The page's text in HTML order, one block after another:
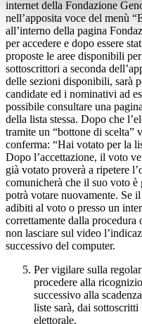
internet della Fondazione
nell’apposita voce del menù
all’interno della pagina
per accedere e dopo essere
proposte le aree disponibili
sottoscrittori a seconda
delle sezioni disponibili, sarà
candidate ed i nominativi ad
possibile consultare una
della lista stessa. Dopo che
tramite un “bottone di scelta”
conferma: “Hai votato per la
Dopo l’accettazione, il voto
già votato proverà a ripetere
comunicherà che il suo voto
potrà votare nuovamente. Se
adibiti al voto o presso un
correttamente dalla procedura
non lasciare sul video
successivo del computer.
Per vigilare sulla
procedere alla
successivo alla
liste sarà, dai
elettorale.